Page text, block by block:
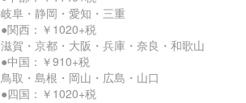
岐阜・静岡・愛知・三重
●関西：￥1020+税
滋賀・京都・大阪・兵庫・奈良・和歌山
●中国：￥910+税
鳥取・島根・岡山・広島・山口
●四国：￥1020+税